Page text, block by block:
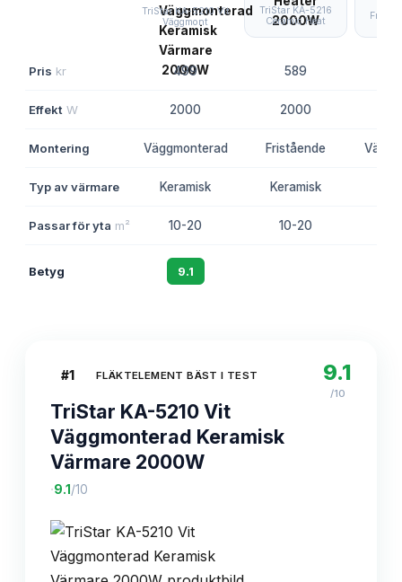
TriStar KA-5210 Vit
Väggmont
TriStar KA-5216
Ceramic Heat
Frico
Pris kr 499 589
Effekt W 2000 2000
Montering Väggmonterad Fristående
Typ av värmare Keramisk Keramisk
Passar för yta m² 10-20 10-20
Betyg 9.1
#1 FLÄKTELEMENT BÄST I TEST
TriStar KA-5210 Vit
Väggmonterad Keramisk
Värmare 2000W
·9.1 /10
9.1
/10